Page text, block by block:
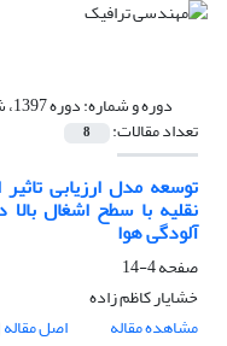
دوره و شماره:دوره 1397، شماره 75، زمستان 1397
تعداد مقالات: 8
توسعه مدل ارزیابی
نقلیه با سطح اشغال
آلودگی هوا
صفحه4-14
خشایار کاظم زاده
مشاهده مقاله
اصل مقاله